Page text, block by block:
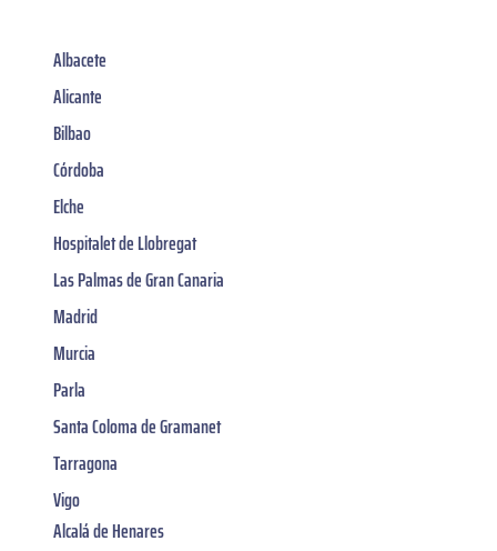
Albacete
Alicante
Bilbao
Córdoba
Elche
Hospitalet de Llobregat
Las Palmas de Gran Canaria
Madrid
Murcia
Parla
Santa Coloma de Gramanet
Tarragona
Vigo
Alcalá de Henares